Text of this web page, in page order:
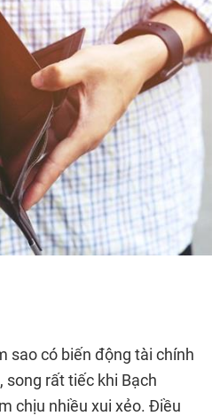
sao có biến động tài chính
song rất tiếc khi Bạch
chịu nhiều xui xẻo. Điều